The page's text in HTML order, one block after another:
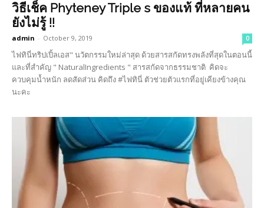
วิธีเช็ค Phyteney Triple s ของแท้ ที่หลายคน
ยังไม่รู้ !!
admin - October 9, 2019 0
ไฟทินี่ทริปเปิ้ลเอส" นวัตกรรมใหม่ล่าสุด ด้วยสารสกัดทรงพลังที่สุดในตอนนี้
และที่สำคัญ " NaturalIngredients " สารสกัดจากธรรมชาติ คิดจะ
ควบคุมน้ำหนัก ลดสัดส่วน คิดถึง #ไฟทินี่ ตัวช่วยตัวแรกที่อยู่เคียงข้างคุณ
นะคะ